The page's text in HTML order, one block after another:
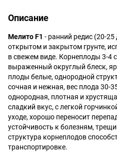
Описание
Мелито F1 - ранний редис (20-
открытом и закрытом грунте,
в свежем виде. Корнеплоды 3-4
выраженный округлый блеск,
плоды белые, однородной
сочная и нежная, вес плода 30-
однородная, плотная и
сладкий вкус, с легкой
уходе, хорошо переносит
устойчивость к болезням,
структура корнеплодов
транспортировке.